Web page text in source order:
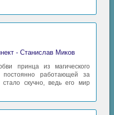
- Станислав Миков
принца из магического
работающей за
скучно, ведь его мир